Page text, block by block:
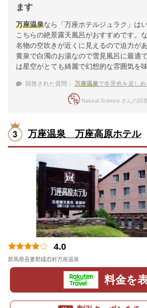
ます
万座温泉なら「万座ホテルジュラク」は
こちらの絶景露天風呂がおすすめです。
名物の空吹きが近くに見えるので迫力が
黄泉で白濁のお湯なので雪見風呂に最適
は星空がとても綺麗で幻想的な雰囲気を味
回答された質問： 万座温泉で冬景色を楽しめる露天風
Natural Science さんの回
万座温泉 万座高原ホテル
4.0
群馬県吾妻郡嬬恋村万座温泉
料金を